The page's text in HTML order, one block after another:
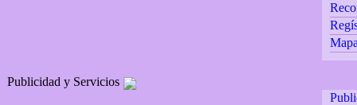
Publicidad y Servicios